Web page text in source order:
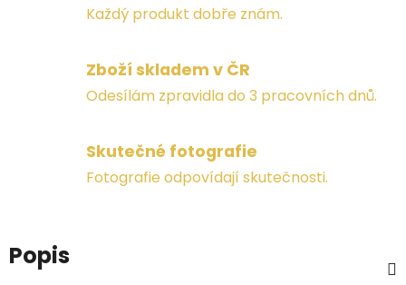
Každý produkt dobře znám.
Zboží skladem v ČR
Odesílám zpravidla do 3 pracovních dnů.
Skutečné fotografie
Fotografie odpovídají skutečnosti.
Popis